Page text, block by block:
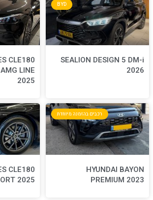
BYD
MERCEDES BENZ
MERCEDES CLE180
COUPE SPORT AMG LINE
MERCEDES BENZ
MERCEDES CLE180
COUPE SPORT 2025